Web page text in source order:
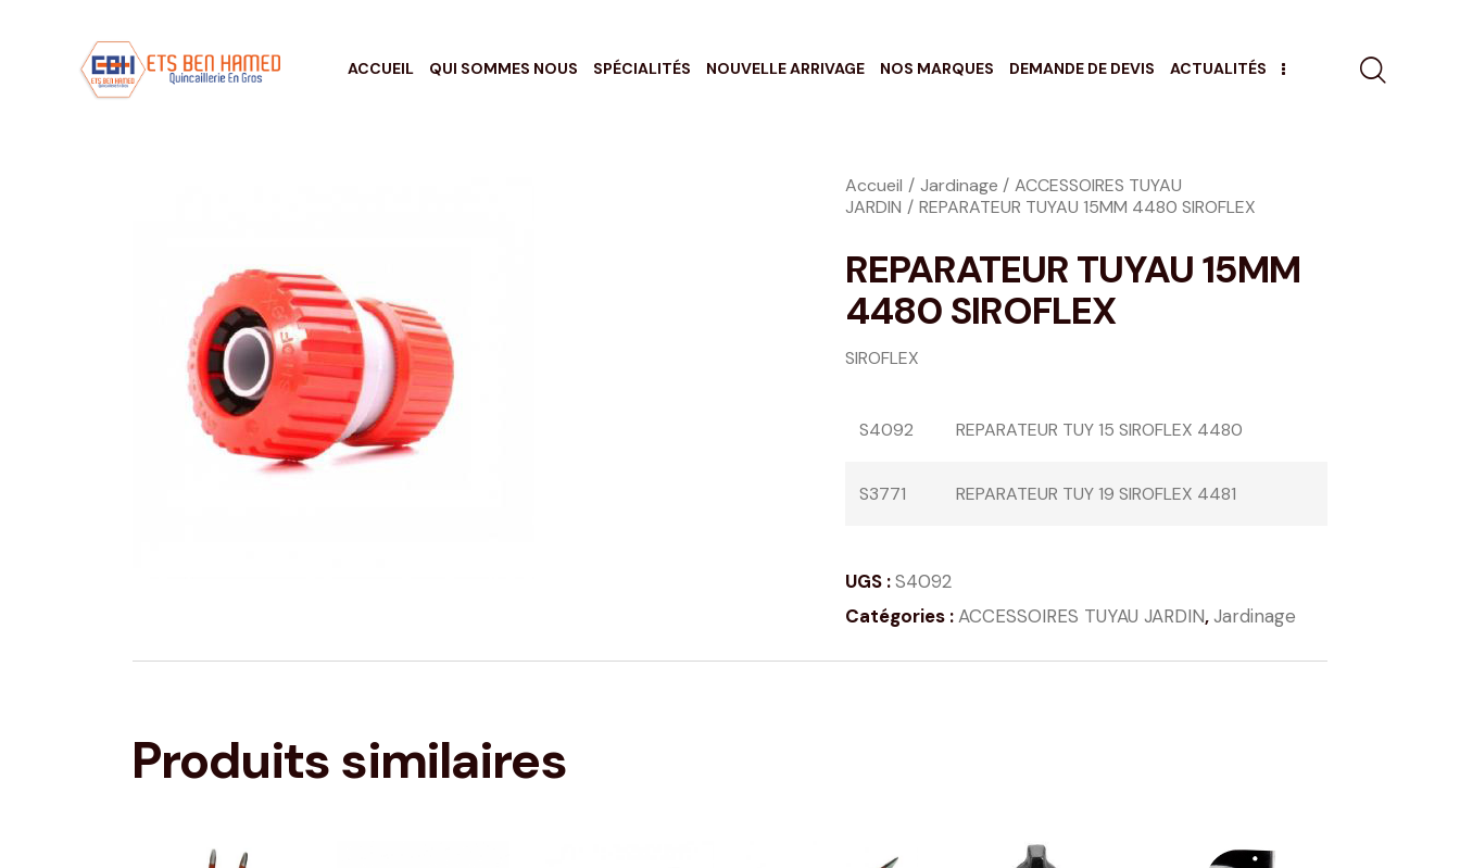
ACCUEIL QUI SOMMES NOUS SPÉCIALITÉS NOUVELLE ARRIVAGE NOS MARQUES DEMANDE DE DEVIS ACTUALITÉS
Accueil Jardinage
ACCESSOIRES TUYAU
JARDIN
REPARATEUR TUYAU 15MM 4480 SIROFLEX
REPARATEUR TUYAU 15MM
4480 SIROFLEX
SIROFLEX
S4092 REPARATEUR TUY 15 SIROFLEX 4480
S3771 REPARATEUR TUY 19 SIROFLEX 4481
UGS :S4092
Catégories :ACCESSOIRES TUYAU JARDIN,Jardinage
Produits similaires